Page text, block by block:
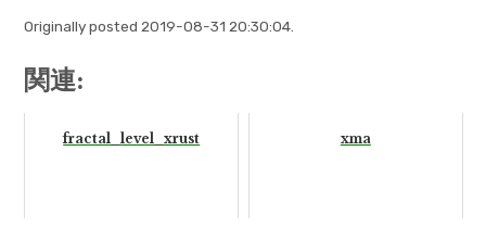
Originally posted 2019-08-31 20:30:04.
関連:
fractal_level_xrust xma